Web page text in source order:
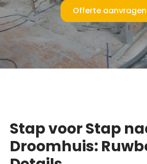
Offerte aanvragen
Stap voor Stap
Droomhuis: